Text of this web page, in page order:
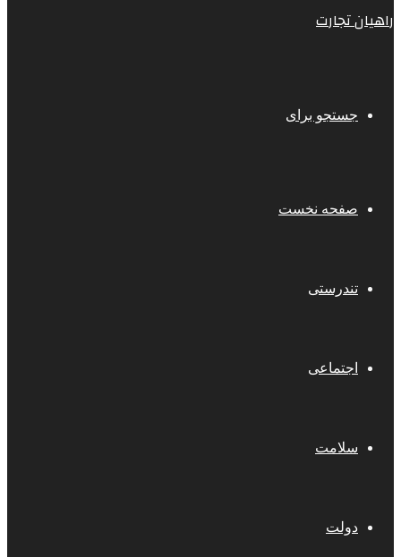
راهیان تجارت
جستجو برای
صفحه نخست
تندرستی
اجتماعی
سلامت
دولت